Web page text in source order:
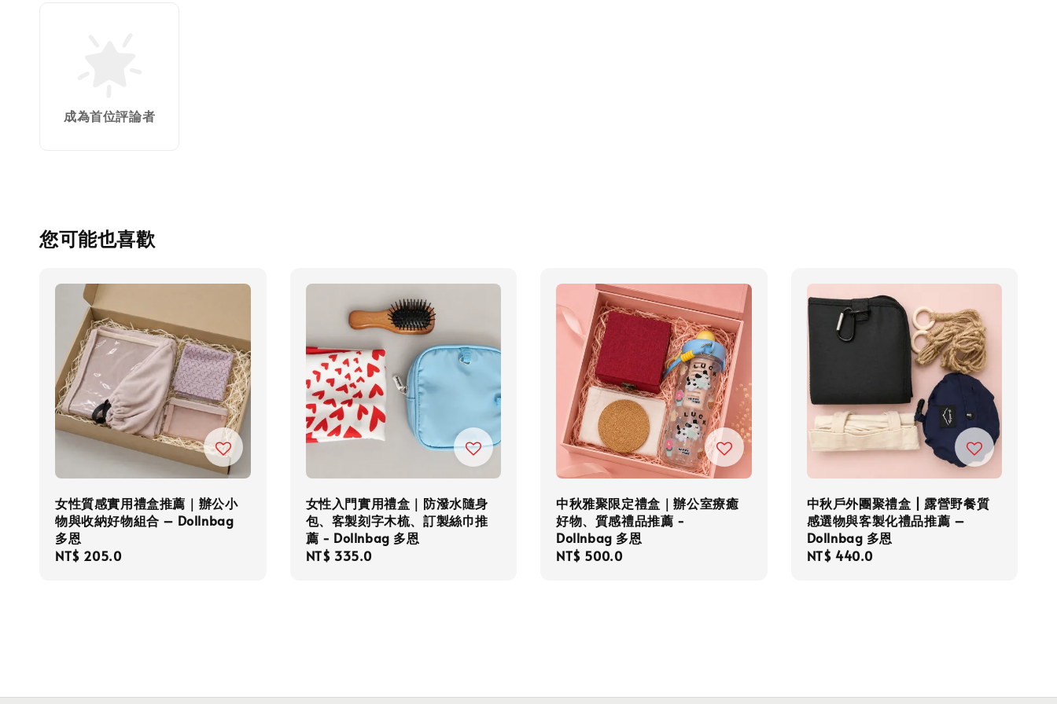
成為首位評論者
您可能也喜歡
女性質感實用禮盒推薦｜辦公小
物與收納好物組合 – Dollnbag
多恩
Regular
NT$ 205.0
女性入門實用禮盒｜防潑水隨身
包、客製刻字木梳、訂製絲巾推
薦 - Dollnbag 多恩
Regular
NT$ 335.0
中秋雅聚限定禮盒｜辦公室療癒
好物、質感禮品推薦 -
Dollnbag 多恩
Regular
NT$ 500.0
中秋戶外團聚禮盒 | 露營野餐質
感選物與客製化禮品推薦 –
Dollnbag 多恩
Regular
NT$ 440.0